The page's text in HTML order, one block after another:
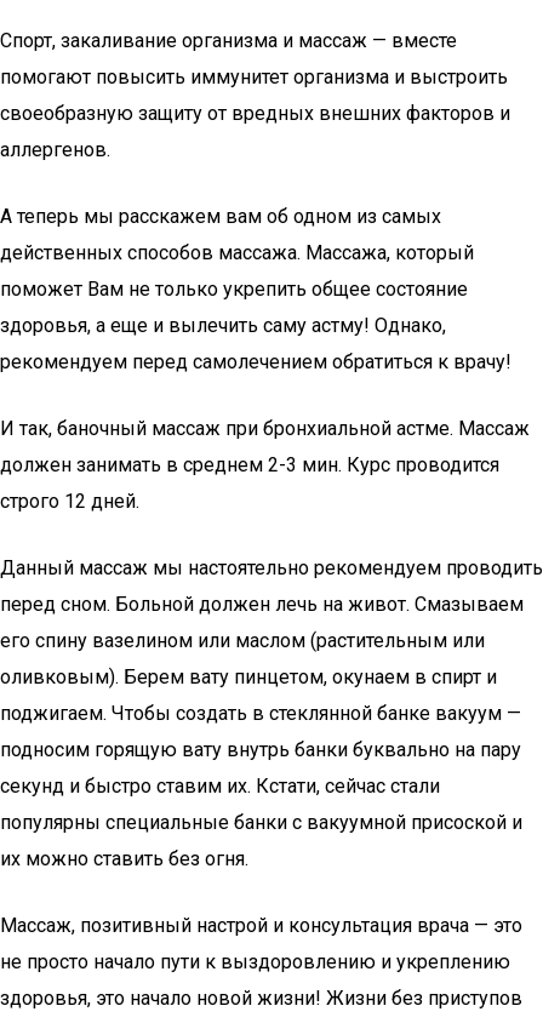
Спорт, закаливание организма и массаж — вместе
помогают повысить иммунитет организма и выстроить
своеобразную защиту от вредных внешних факторов и
аллергенов.
А теперь мы расскажем вам об одном из самых
действенных способов массажа. Массажа, который
поможет Вам не только укрепить общее состояние
здоровья, а еще и вылечить саму астму! Однако,
рекомендуем перед самолечением обратиться к врачу!
И так, баночный массаж при бронхиальной астме. Массаж
должен занимать в среднем 2-3 мин. Курс проводится
строго 12 дней.
Данный массаж мы настоятельно рекомендуем проводить
перед сном. Больной должен лечь на живот. Смазываем
его спину вазелином или маслом (растительным или
оливковым). Берем вату пинцетом, окунаем в спирт и
поджигаем. Чтобы создать в стеклянной банке вакуум —
подносим горящую вату внутрь банки буквально на пару
секунд и быстро ставим их. Кстати, сейчас стали
популярны специальные банки с вакуумной присоской и
их можно ставить без огня.
Массаж, позитивный настрой и консультация врача — это
не просто начало пути к выздоровлению и укреплению
здоровья, это начало новой жизни! Жизни без приступов